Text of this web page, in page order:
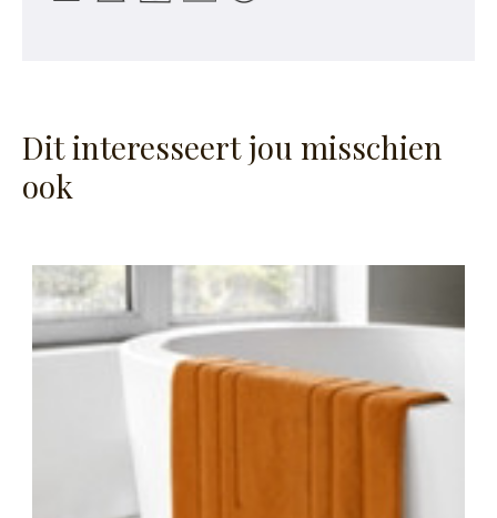
Dit interesseert jou misschien
ook